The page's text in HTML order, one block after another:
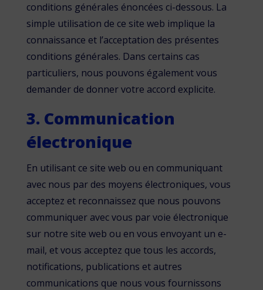
conditions générales énoncées ci-dessous. La
simple utilisation de ce site web implique la
connaissance et l’acceptation des présentes
conditions générales. Dans certains cas
particuliers, nous pouvons également vous
demander de donner votre accord explicite.
3. Communication
électronique
En utilisant ce site web ou en communiquant
avec nous par des moyens électroniques, vous
acceptez et reconnaissez que nous pouvons
communiquer avec vous par voie électronique
sur notre site web ou en vous envoyant un e-
mail, et vous acceptez que tous les accords,
notifications, publications et autres
communications que nous vous fournissons